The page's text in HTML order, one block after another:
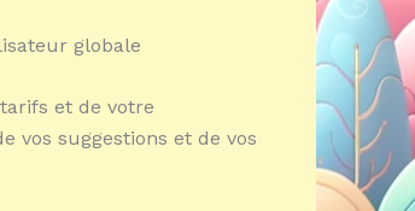
globale
et de votre
vos suggestions et de vos